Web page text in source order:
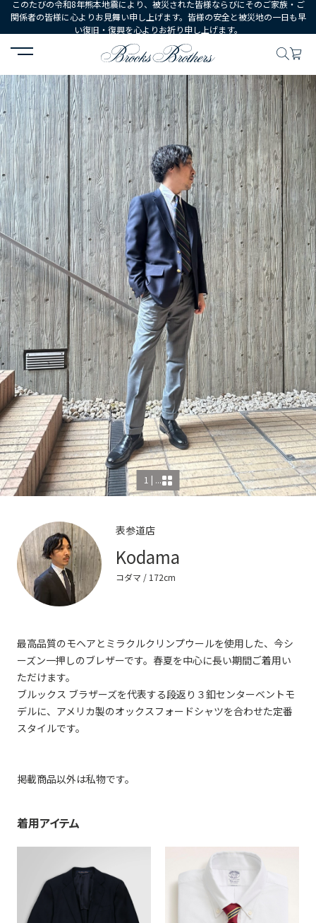
このたびの令和8年熊本地震により、被災された皆様ならびにそのご家族・ご
関係者の皆様に心よりお見舞い申し上げます。皆様の安全と被災地の一日も早
い復旧・復興を心よりお祈り申し上げます。
HOME コーディネート コーディネート詳細
1 | ...
表参道店
Kodama
コダマ / 172cm
最高品質のモヘアとミラクルクリンプウールを使用した、今シ
ーズン一押しのブレザーです。春夏を中心に長い期間ご着用い
ただけます。
ブルックス ブラザーズを代表する段返り３釦センターベントモ
デルに、アメリカ製のオックスフォードシャツを合わせた定番
スタイルです。
掲載商品以外は私物です。
着用アイテム